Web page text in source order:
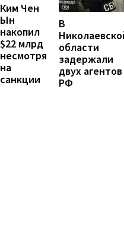
Ким Чен
Ын
накопил
$22 млрд
несмотря
на
санкции
В
области
задержали
двух агентов
РФ